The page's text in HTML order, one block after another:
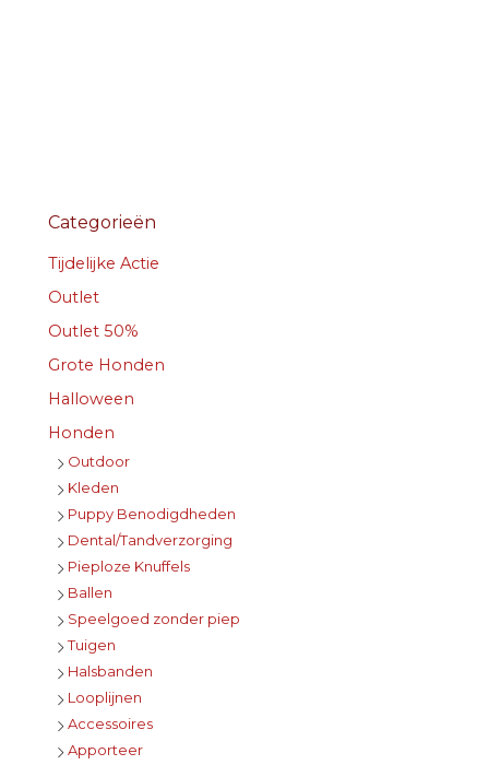
Categorieën
Tijdelijke Actie
Outlet
Outlet 50%
Grote Honden
Halloween
Honden
Outdoor
Kleden
Puppy Benodigdheden
Dental/Tandverzorging
Pieploze Knuffels
Ballen
Speelgoed zonder piep
Tuigen
Halsbanden
Looplijnen
Accessoires
Apporteer